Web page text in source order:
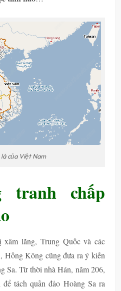
là của Việt Nam
tranh chấp
lăng, Trung Quốc và các
Hồng Kông cũng đưa ra ý kiến
Sa. Từ thời nhà Hán, năm 206,
tách quần đảo Hoàng Sa ra